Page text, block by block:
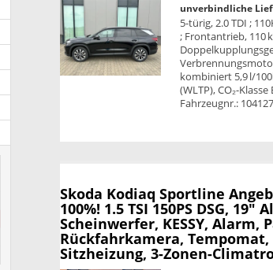
unverbindliche
5-türig, 2.0 TDI ;
; Frontantrieb, 110
kombiniert 5,9 l/
(WLTP), CO₂-
Fahrzeugnr.: 104127
Skoda Kodiaq Sportline
100%! 1.5 TSI 150PS DSG, 19"
Scheinwerfer, KESSY,
Rückfahrkamera,
Sitzheizung, 3-Zonen-